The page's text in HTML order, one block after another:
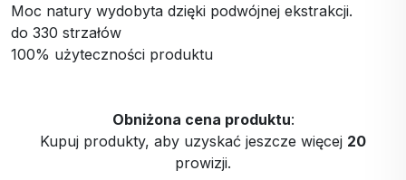
Moc natury wydobyta dzięki podwójnej ekstrakcji.
do 330 strzałów
100% użyteczności produktu
Obniżona cena produktu:
Kupuj produkty, aby uzyskać jeszcze więcej 20
prowizji.